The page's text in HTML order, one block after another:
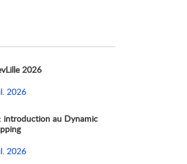
2026
2026
introduction au Dynamic
2026